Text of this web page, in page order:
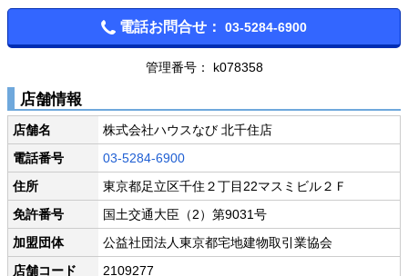
電話お問合せ： 03-5284-6900
管理番号： k078358
店舗情報
店舗名
株式会社ハウスなび 北千住店
電話番号
03-5284-6900
住所
東京都足立区千住２丁目22マスミビル２Ｆ
免許番号
国土交通大臣（2）第9031号
加盟団体
公益社団法人東京都宅地建物取引業協会
店舗コード
2109277